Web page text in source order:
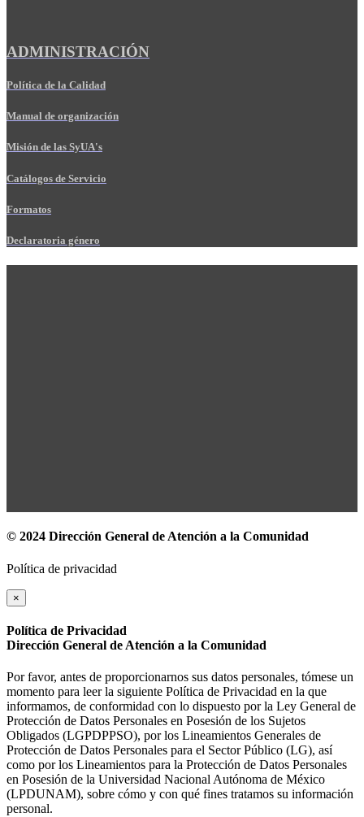
ADMINISTRACIÓN
Política de la Calidad
Manual de organización
Misión de las SyUA's
Catálogos de Servicio
Formatos
Declaratoria género
© 2024 Dirección General de Atención a la Comunidad
Política de privacidad
×
Política de Privacidad
Dirección General de Atención a la Comunidad
Por favor, antes de proporcionarnos sus datos personales, tómese un
momento para leer la siguiente Política de Privacidad en la que
informamos, de conformidad con lo dispuesto por la Ley General de
Protección de Datos Personales en Posesión de los Sujetos
Obligados (LGPDPPSO), por los Lineamientos Generales de
Protección de Datos Personales para el Sector Público (LG), así
como por los Lineamientos para la Protección de Datos Personales
en Posesión de la Universidad Nacional Autónoma de México
(LPDUNAM), sobre cómo y con qué fines tratamos su información
personal.